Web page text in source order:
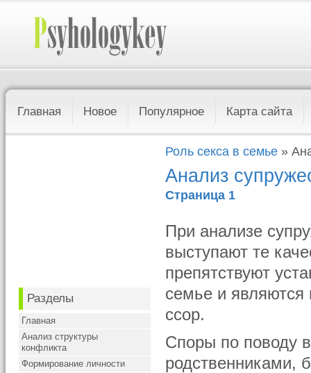
Главная Новое Популярное Карта сайта
Разделы
Главная
Анализ структуры
конфликта
Формирование личности
Роль секса в семье »
Анализ
Страница 1
При анализе
выступают те
препятствуют
семье и
ссор.
Споры по поводу
родственниками,